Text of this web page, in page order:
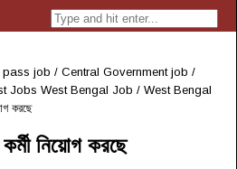
pass job / Central Government job /
Jobs West Bengal Job / West Bengal
করছে
নিয়োগ করছে